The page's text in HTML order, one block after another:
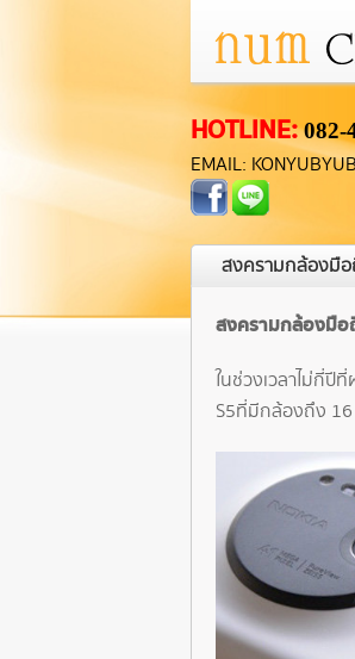
HOTLINE: 082-
EMAIL:
สงครามกล้องมือ
สงครามกล้องมือ
ในช่วงเวลาไม่กี่
S5 ที่มีกล้องถึง